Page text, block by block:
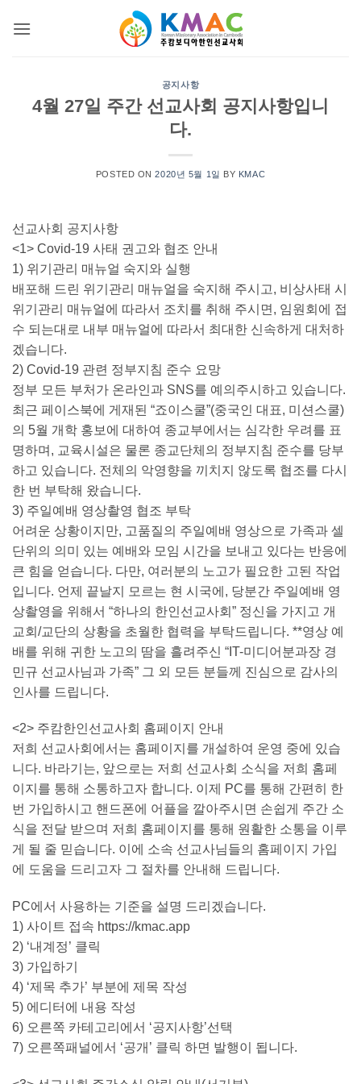
공지사항
4월 27일 주간 선교사회 공지사항입니
다.
POSTED ON2020년 5월 1일 BY KMAC
선교사회 공지사항
<1> Covid-19 사태 권고와 협조 안내
1) 위기관리 매뉴얼 숙지와 실행
배포해 드린 위기관리 매뉴얼을 숙지해 주시고, 비상사태 시
위기관리 매뉴얼에 따라서 조치를 취해 주시면, 임원회에 접
수 되는대로 내부 매뉴얼에 따라서 최대한 신속하게 대처하
겠습니다.
2) Covid-19 관련 정부지침 준수 요망
정부 모든 부처가 온라인과 SNS를 예의주시하고 있습니다.
최근 페이스북에 게재된 “죠이스쿨”(중국인 대표, 미션스쿨)
의 5월 개학 홍보에 대하여 종교부에서는 심각한 우려를 표
명하며, 교육시설은 물론 종교단체의 정부지침 준수를 당부
하고 있습니다. 전체의 악영향을 끼치지 않도록 협조를 다시
한 번 부탁해 왔습니다.
3) 주일예배 영상촬영 협조 부탁
어려운 상황이지만, 고품질의 주일예배 영상으로 가족과 셀
단위의 의미 있는 예배와 모임 시간을 보내고 있다는 반응에
큰 힘을 얻습니다. 다만, 여러분의 노고가 필요한 고된 작업
입니다. 언제 끝날지 모르는 현 시국에, 당분간 주일예배 영
상촬영을 위해서 “하나의 한인선교사회” 정신을 가지고 개
교회/교단의 상황을 초월한 협력을 부탁드립니다. **영상 예
배를 위해 귀한 노고의 땀을 흘려주신 “IT-미디어분과장 경
민규 선교사님과 가족” 그 외 모든 분들께 진심으로 감사의
인사를 드립니다.
<2> 주캄한인선교사회 홈페이지 안내
저희 선교사회에서는 홈페이지를 개설하여 운영 중에 있습
니다. 바라기는, 앞으로는 저희 선교사회 소식을 저희 홈페
이지를 통해 소통하고자 합니다. 이제 PC를 통해 간편히 한
번 가입하시고 핸드폰에 어플을 깔아주시면 손쉽게 주간 소
식을 전달 받으며 저희 홈페이지를 통해 원활한 소통을 이루
게 될 줄 믿습니다. 이에 소속 선교사님들의 홈페이지 가입
에 도움을 드리고자 그 절차를 안내해 드립니다.
PC에서 사용하는 기준을 설명 드리겠습니다.
1) 사이트 접속 https://kmac.app
2) ‘내계정’ 클릭
3) 가입하기
4) ‘제목 추가’ 부분에 제목 작성
5) 에디터에 내용 작성
6) 오른쪽 카테고리에서 ‘공지사항’선택
7) 오른쪽패널에서 ‘공개’ 클릭 하면 발행이 됩니다.